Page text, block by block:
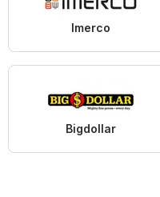
Imerco
Bigdollar